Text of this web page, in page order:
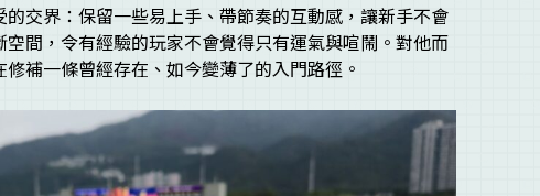
交界：保留一些易上手、帶節奏的互動感，讓新手不會
間，令有經驗的玩家不會覺得只有運氣與喧鬧。對他而
補一條曾經存在、如今變薄了的入門路徑。